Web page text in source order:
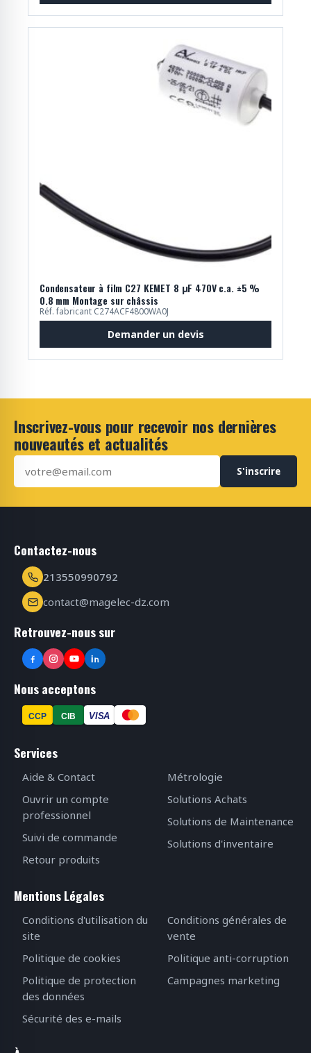
Condensateur à film C27 KEMET 8 μF 470V c.a. ±5 %
0.8 mm Montage sur châssis
Réf. fabricant C274ACF4800WA0J
Demander un devis
Inscrivez-vous pour recevoir nos dernières
nouveautés et actualités
S'inscrire
Contactez-nous
213550990792
contact@magelec-dz.com
Retrouvez-nous sur
Nous acceptons
CCP CIB VISA
Services
Aide & Contact
Ouvrir un compte
professionnel
Suivi de commande
Retour produits
Métrologie
Solutions Achats
Solutions de Maintenance
Solutions d'inventaire
Mentions Légales
Conditions d'utilisation du
site
Politique de cookies
Politique de protection
des données
Sécurité des e-mails
Conditions générales de
vente
Politique anti-corruption
Campagnes marketing